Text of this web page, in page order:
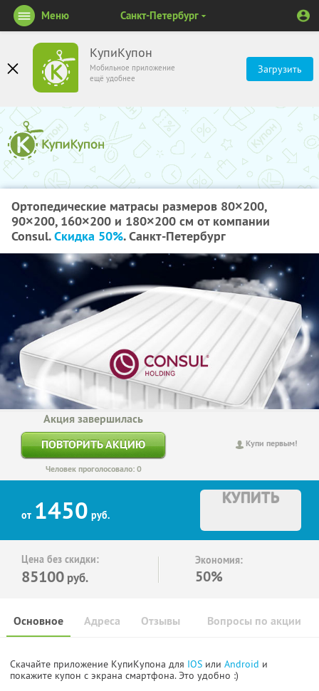
КупиКупон
Мобильное приложение
ещё удобнее
Загрузить
Меню Санкт-Петербург
Ортопедические матрасы размеров 80×200,
90×200, 160×200 и 180×200 см от компании
Consul.Скидка 50%. Санкт-Петербург
Купи первым!
Акция завершилась
ПОВТОРИТЬ АКЦИЮ
Человек проголосовало: 0
от 1450 руб.
КУПИТЬ
Цена без скидки:
85100 руб.
Экономия:
50%
Основное Отзывы Вопросы по акции
Адреса
Скачайте приложение КупиКупона для IOS или Android и
покажите купон с экрана смартфона. Это удобно :)